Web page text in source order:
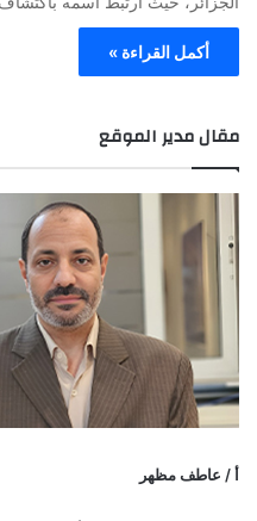
أكمل القراءة »
مقال مدير الموقع
أ / عاطف مظهر